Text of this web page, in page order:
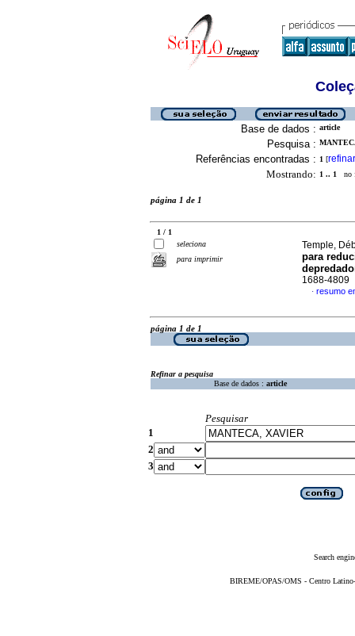
Base de dados : article
Pesquisa :
Referências encontradas : 1 [refinar
Mostrando: 1 .. 1 no
página 1 de 1
1 / 1
seleciona
para imprimir
Temple,
para
1688-4809
· resumo
página 1 de 1
Refinar a pesquisa
Base de dados : article
Pesquisar
1
2
3
Search
BIREME/OPAS/OMS - Centro Latino-